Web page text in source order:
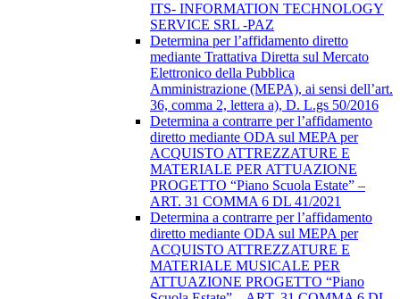
ITS- INFORMATION TECHNOLOGY
SERVICE SRL -PAZ
Determina per l’affidamento diretto
mediante Trattativa Diretta sul Mercato
Elettronico della Pubblica
Amministrazione (MEPA), ai sensi dell’art.
36, comma 2, lettera a), D. L.gs 50/2016
Determina a contrarre per l’affidamento
diretto mediante ODA sul MEPA per
ACQUISTO ATTREZZATURE E
MATERIALE PER ATTUAZIONE
PROGETTO “Piano Scuola Estate” –
ART. 31 COMMA 6 DL 41/2021
Determina a contrarre per l’affidamento
diretto mediante ODA sul MEPA per
ACQUISTO ATTREZZATURE E
MATERIALE MUSICALE PER
ATTUAZIONE PROGETTO “Piano